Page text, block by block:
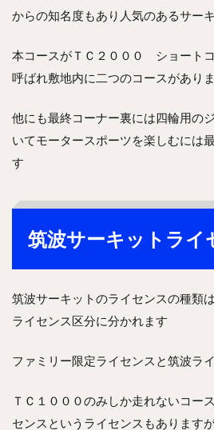
からの知名度もあり人気のあるサー
本コースがＴＣ２０００ ショート
呼ばれ敷地内に二つのコースがあり
他にも最終コーナー裏には四輪用の
いてモータースポーツを楽しむには
す
筑波サーキットライ
筑波サーキットのライセンスの種類
ライセンス区分に分かれます
ファミリー限定ライセンスと筑波ラ
ＴＣ１０００のみしか走れないコー
センスというライセンスもあります